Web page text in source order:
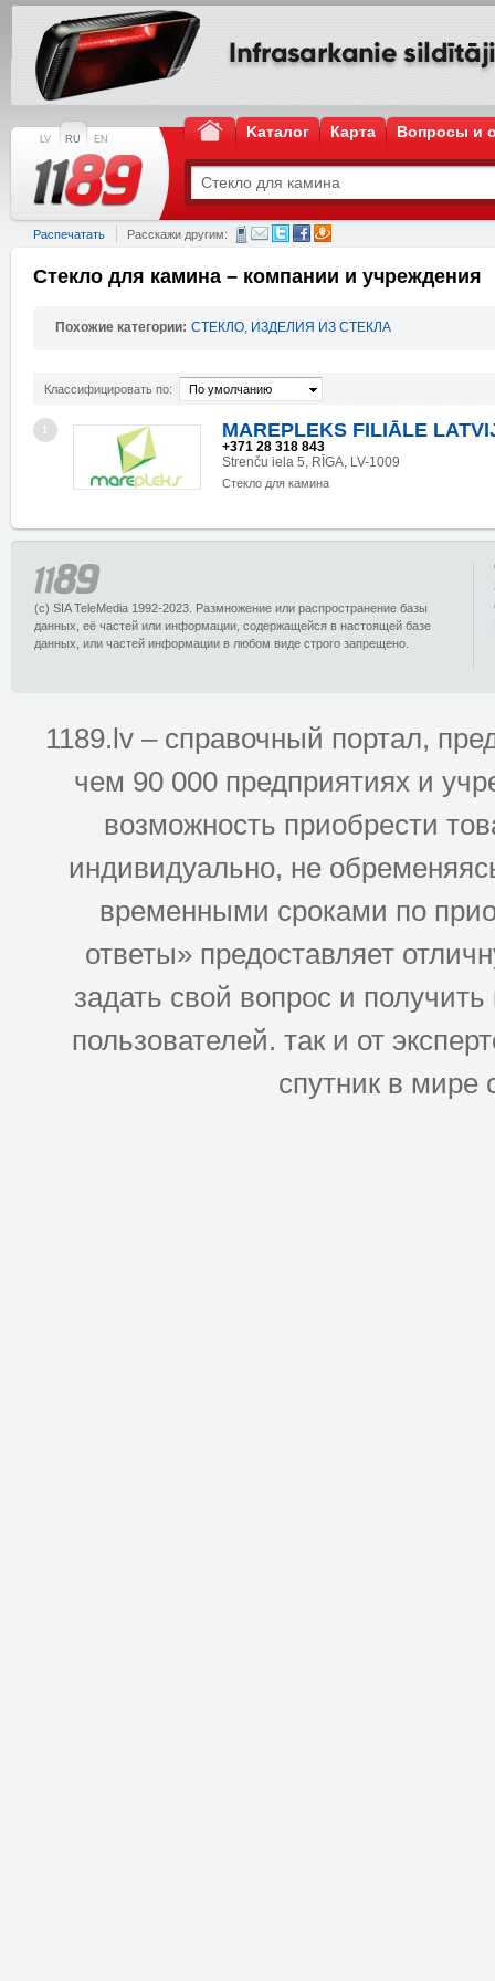
LV RU EN Kаталог Карта Вопросы и
Распечатать Расскажи другим:
Стекло для камина – компании и учреждения
Похожие категории: СТЕКЛО, ИЗДЕЛИЯ ИЗ СТЕКЛА
Классифицировать по: По умолчанию
1 MAREPLEKS FILIĀLE
+371 28 318 843
Strenču iela 5, RĪGA, LV-1009
Стекло для камина
(c) SIA TeleMedia 1992-2023. Размножение или распространение базы
данных, её частей или информации, содержащейся в настоящей базе
данных, или частей информации в любом виде строго запрещено.
1189.lv – справочный портал,
чем 90 000 предприятиях и
возможность приобрести
индивидуально, не
временными сроками по
ответы» предоставляет
задать свой вопрос и
пользователей. так и от
спутник в